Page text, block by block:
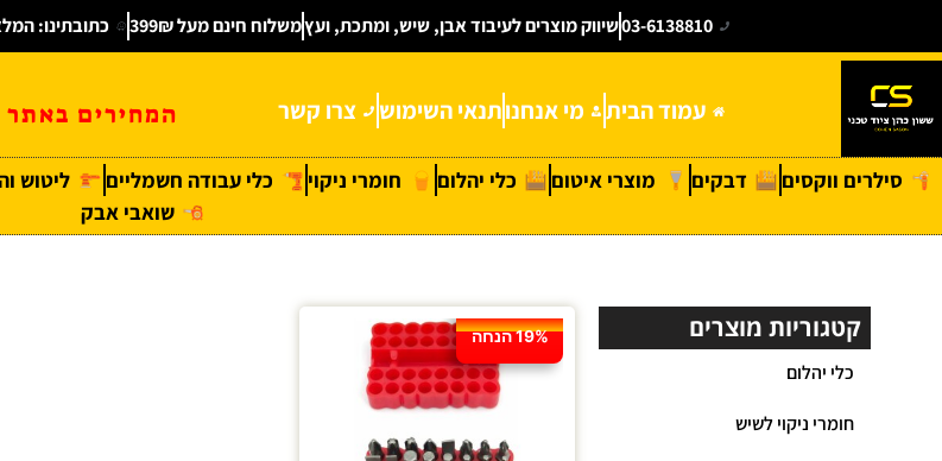
03-6138810שיווק מוצרים לעיבוד אבן, שיש, ומתכת, ועץמשלוח חינם מעל 399₪ כתובתינו: המלאכה 63 ,אזור
עמוד הבית מי אנחנותנאי השימוש צרו קשר המחירים
סילרים ווקסים דבקים מוצרי איטום כלי יהלום חומרי ניקוי כלי עבודה חשמליים ליטוש
שואבי אבק
קטגוריות מוצרים
כלי יהלום
חומרי ניקוי לשיש
19% הנחה